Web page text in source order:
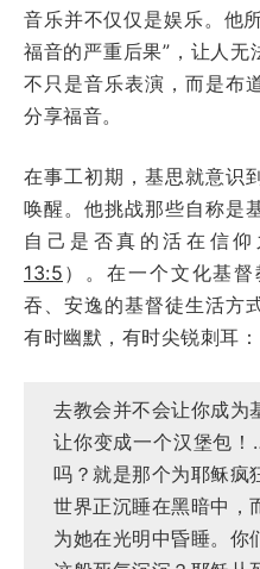
音乐并不仅仅是娱乐。他
福音的严重后果”，让人
不只是音乐表演，而是布
分享福音。
在事工初期，基思就意识
唤醒。他挑战那些自称是
自己是否真的活在信仰
13:5 ）。在一个文化基
吞、安逸的基督徒生活方
有时幽默，有时尖锐刺耳：
去教会并不会让你成为
让你变成一个汉堡包
吗？就是那个为耶稣疯
世界正沉睡在黑暗中，
为她在光明中昏睡。你